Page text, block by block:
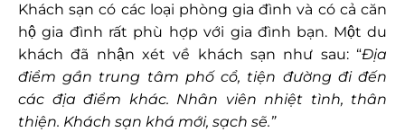
Khách sạn có các loại phòng gia đình và có cả căn
hộ gia đình rất phù hợp với gia đình bạn. Một du
khách đã nhận xét về khách sạn như sau: “Địa
điểm gần trung tâm phố cổ, tiện đường đi đến
các địa điểm khác. Nhân viên nhiệt tình, thân
thiện. Khách sạn khá mới, sạch sẽ.”